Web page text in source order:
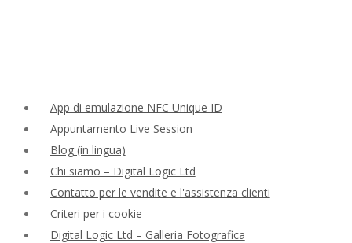
App di emulazione NFC Unique ID
Appuntamento Live Session
Blog (in lingua)
Chi siamo – Digital Logic Ltd
Contatto per le vendite e l'assistenza clienti
Criteri per i cookie
Digital Logic Ltd – Galleria Fotografica